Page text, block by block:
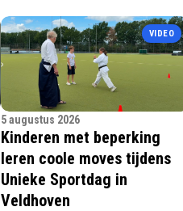
VIDEO
5 augustus 2026
Kinderen met beperking
leren coole moves tijdens
Unieke Sportdag in
Veldhoven